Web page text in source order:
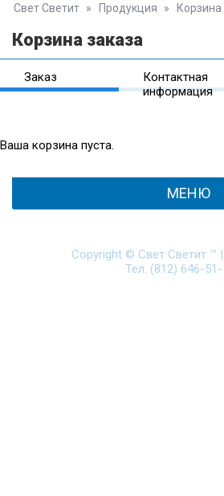
Свет Светит » Продукция » Корзина
Корзина заказа
Заказ
Контактная
информация
Ваша корзина пуста.
МЕНЮ
Copyright © Свет Светит ™ |
Тел. (812) 646-